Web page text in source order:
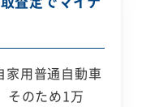
家用普通自動車
そのため1万